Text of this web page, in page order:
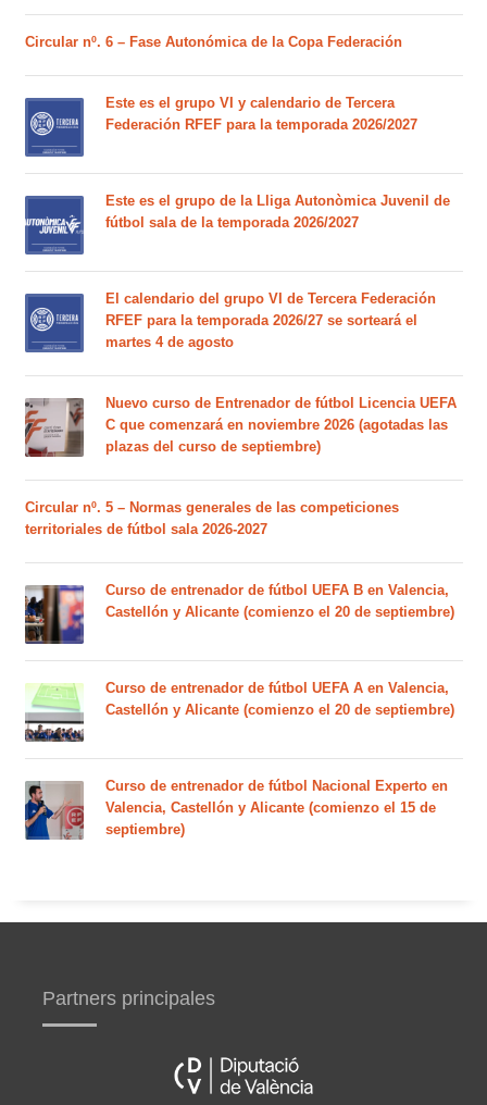
Circular nº. 6 – Fase Autonómica de la Copa Federación
Este es el grupo VI y calendario de Tercera
Federación RFEF para la temporada 2026/2027
Este es el grupo de la Lliga Autonòmica Juvenil de
fútbol sala de la temporada 2026/2027
El calendario del grupo VI de Tercera Federación
RFEF para la temporada 2026/27 se sorteará el
martes 4 de agosto
Nuevo curso de Entrenador de fútbol Licencia UEFA
C que comenzará en noviembre 2026 (agotadas las
plazas del curso de septiembre)
Circular nº. 5 – Normas generales de las competiciones
territoriales de fútbol sala 2026-2027
Curso de entrenador de fútbol UEFA B en Valencia,
Castellón y Alicante (comienzo el 20 de septiembre)
Curso de entrenador de fútbol UEFA A en Valencia,
Castellón y Alicante (comienzo el 20 de septiembre)
Curso de entrenador de fútbol Nacional Experto en
Valencia, Castellón y Alicante (comienzo el 15 de
septiembre)
Partners principales